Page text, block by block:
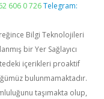
606 0 726 Telegram:
Bilgi Teknolojileri
bir Yer Sağlayıcı
içerikleri proaktif
bulunmamaktadır.
taşımakta olup,